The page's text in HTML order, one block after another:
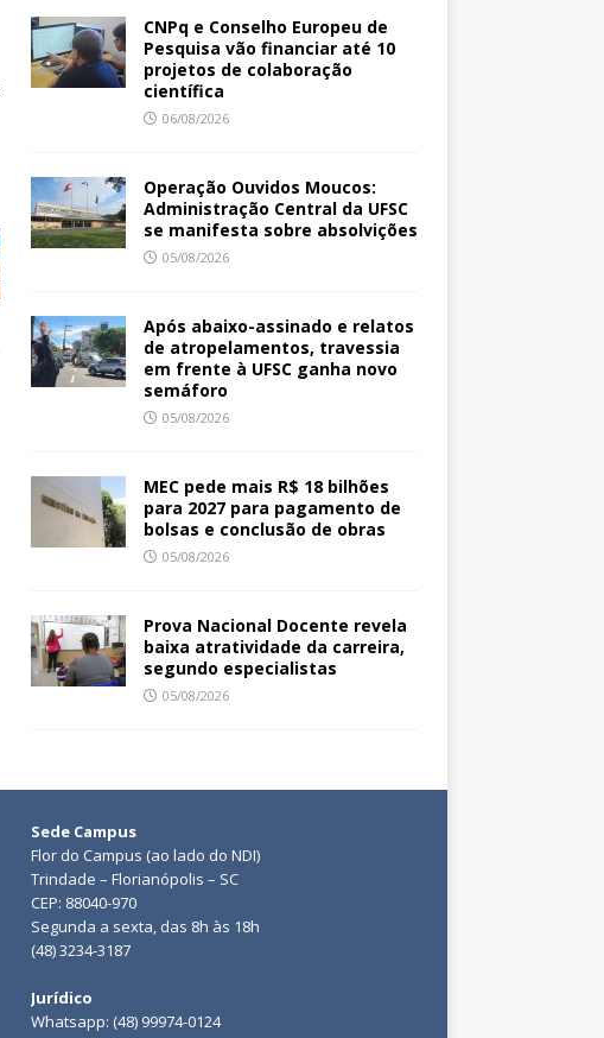
CNPq e Conselho Europeu de
Pesquisa vão financiar até 10
projetos de colaboração
científica
06/08/2026
Operação Ouvidos Moucos:
Administração Central da UFSC
se manifesta sobre absolvições
05/08/2026
Após abaixo-assinado e relatos
de atropelamentos, travessia
em frente à UFSC ganha novo
semáforo
05/08/2026
MEC pede mais R$ 18 bilhões
para 2027 para pagamento de
bolsas e conclusão de obras
05/08/2026
Prova Nacional Docente revela
baixa atratividade da carreira,
segundo especialistas
05/08/2026
Sede Campus
Flor do Campus (ao lado do NDI)
Trindade – Florianópolis – SC
CEP: 88040-970
Segunda a sexta, das 8h às 18h
(48) 3234-3187
Jurídico
Whatsapp: (48) 99974-0124